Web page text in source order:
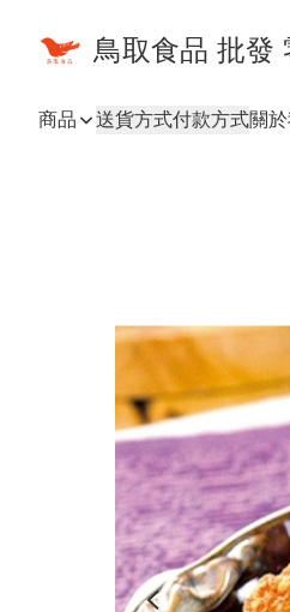
鳥取食品 批發
商品 送貨方式付款方式關